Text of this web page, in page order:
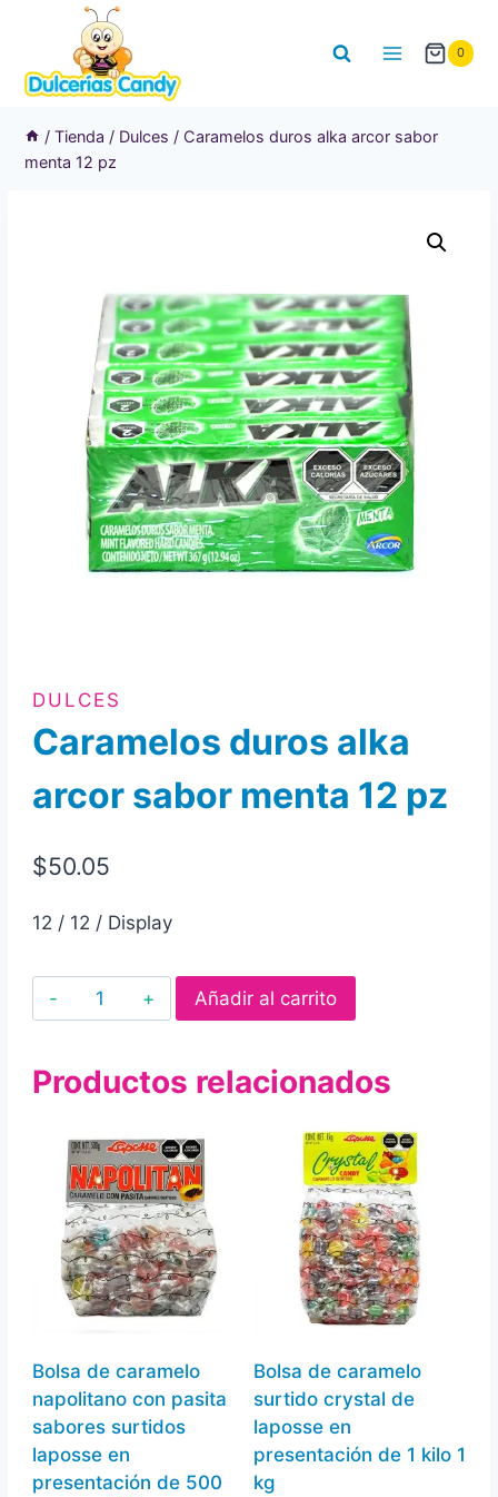
contenido
0
/ Tienda / Dulces / Caramelos duros alka arcor sabor
menta 12 pz
DULCES
Caramelos duros alka
arcor sabor menta 12 pz
$50.05
12 / 12 / Display
Caramelos
duros
arcor
menta
12
pz
cantidad
Añadir al carrito
Productos relacionados
Bolsa de caramelo
napolitano con pasita
sabores surtidos
laposse en
presentación de 500
Bolsa de caramelo
surtido crystal de
laposse en
presentación de 1 kilo 1
kg